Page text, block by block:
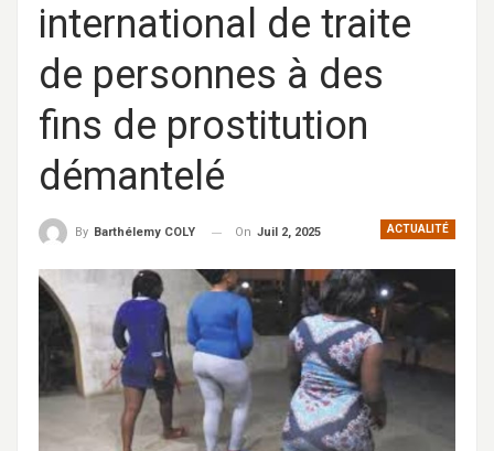
international de traite
de personnes à des
fins de prostitution
démantelé
ACTUALITÉ
By Barthélemy COLY On Juil 2, 2025